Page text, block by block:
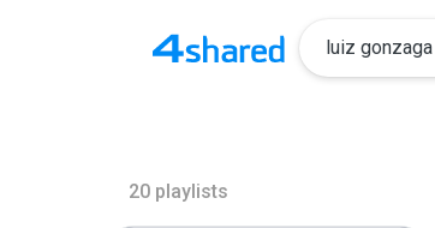
20 playlists